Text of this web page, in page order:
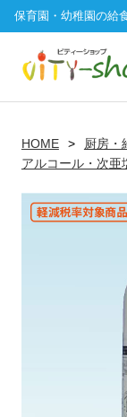
保育園・幼稚園の給
HOME 厨房・
アルコール・次亜